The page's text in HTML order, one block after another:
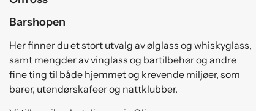
Barshopen
Her finner du et stort utvalg av ølglass og whiskyglass,
samt mengder av vinglass og bartilbehør og andre
fine ting til både hjemmet og krevende miljøer, som
barer, utendørskafeer og nattklubber.